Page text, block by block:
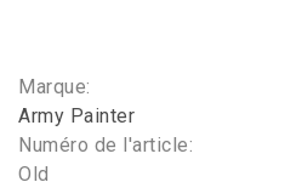
Marque:
Army Painter
Numéro de l'article:
Old